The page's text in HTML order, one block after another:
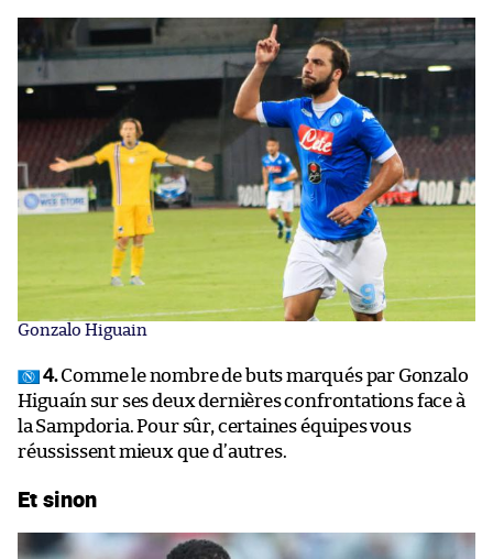
Gonzalo Higuain
4.Comme le nombre de buts marqués par Gonzalo
Higuaín sur ses deux dernières confrontations face à
la Sampdoria. Pour sûr, certaines équipes vous
réussissent mieux que d’autres.
Et sinon